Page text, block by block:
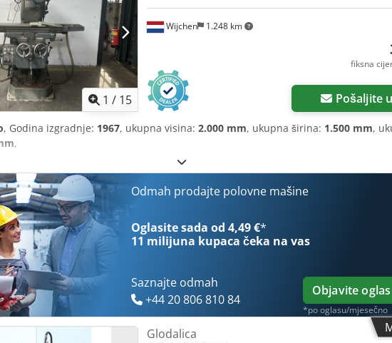
1 / 15
Wijchen 1.248 km
fiksna
Pošaljite
, Godina izgradnje: 1967, ukupna visina: 2.000 mm, ukupna širina: 1.500 mm,
,
Odmah prodajte polovne mašine
Oglasite sada od 4,49 €*
11 milijuna kupaca čeka na vas
Saznajte odmah
+44 20 806 810 84
Objavite
*po oglasu/mjesečno
Glodalica